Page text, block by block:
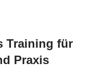
Training für
Praxis